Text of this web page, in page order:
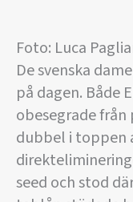
Foto: Luca
De svenska
på dagen. Både
obesegrade från
dubbel i toppen
seed och stod